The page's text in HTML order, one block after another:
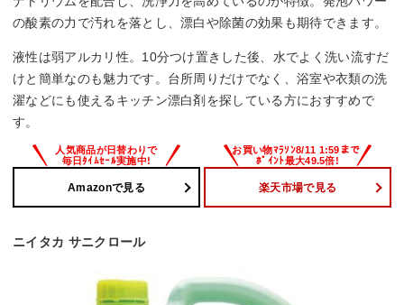
の酸素の力で汚れを落とし、漂白や除菌の効果も期待できます。
液性は弱アルカリ性。10分つけ置きした後、水でよく洗い流すだ
けと簡単なのも魅力です。台所周りだけでなく、浴室や衣類の洗
濯などにも使えるキッチン漂白剤を探している方におすすめで
す。
Amazonで見る 楽天市場で見る
ニイタカ サニクロール